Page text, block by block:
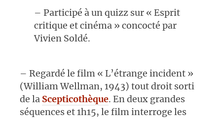
– Participé à un quizz sur « Esprit
critique et cinéma » concocté par
Vivien Soldé.
– Regardé le film « L’étrange incident »
(William Wellman, 1943) tout droit sorti
de la Scepticothèque. En deux grandes
séquences et 1h15, le film interroge les